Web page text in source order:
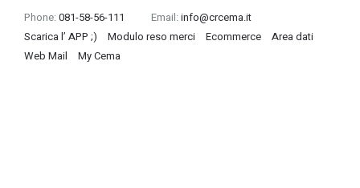
Phone: 081-58-56-111 Email: info@crcema.it
Scarica l’ APP ;)
Modulo reso merci Ecommerce
Area dati
Web Mail
My Cema